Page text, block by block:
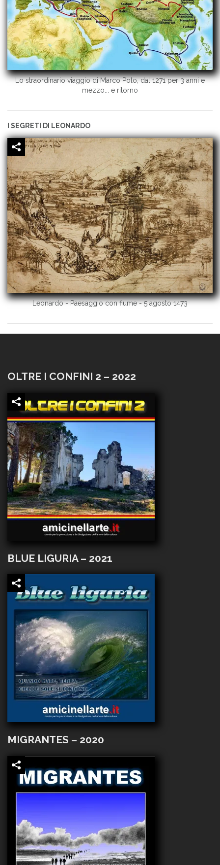
Lo straordinario viaggio di Marco Polo, dal 1271 per 3 anni e
mezzo... e ritorno
I SEGRETI DI LEONARDO
Leonardo - Paesaggio con fiume - 5 agosto 1473
OLTRE I CONFINI 2 – 2022
BLUE LIGURIA – 2021
MIGRANTES – 2020